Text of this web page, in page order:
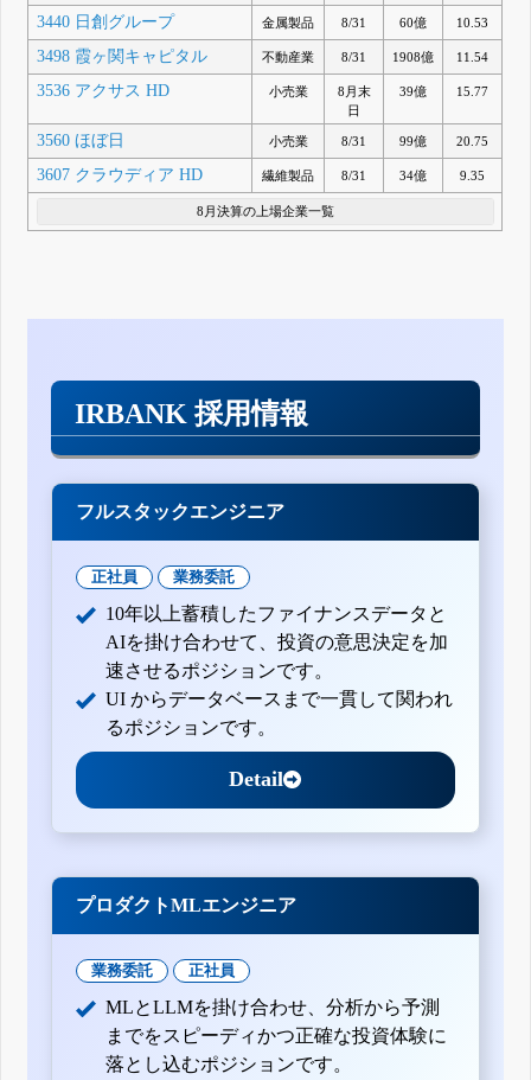
3440 日創グループ 金属製品 8/31 60億 10.53
3498 霞ヶ関キャピタル 不動産業 8/31 1908億 11.54
3536 アクサス HD 小売業
8月末
日
39億 15.77
3560 ほぼ日 小売業 8/31 99億 20.75
3607 クラウディア HD 繊維製品 8/31 34億 9.35
8月決算の上場企業一覧
IRBANK 採用情報
フルスタックエンジニア
正社員 業務委託
10年以上蓄積したファイナンスデータと
AIを掛け合わせて、投資の意思決定を加
速させるポジションです。
UI からデータベースまで一貫して関われ
るポジションです。
Detail
プロダクトMLエンジニア
業務委託 正社員
MLとLLMを掛け合わせ、分析から予測
までをスピーディかつ正確な投資体験に
落とし込むポジションです。